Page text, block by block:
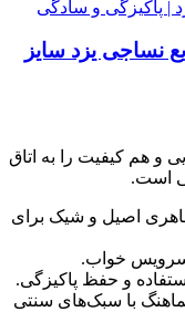
نساجی یزد سایز
و هم کیفیت را به اتاق
است.
اصیل و شیک برای
سرویس خواب.
و حفظ پاکیزگی.
با سبک‌های سنتی